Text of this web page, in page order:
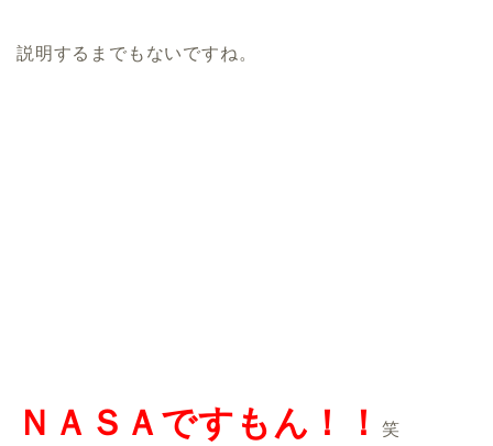
説明するまでもないですね。
ＮＡＳＡですもん！！ 笑